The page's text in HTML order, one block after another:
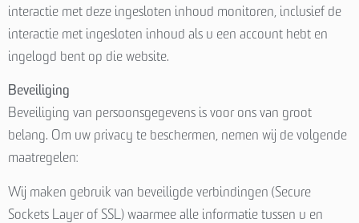
interactie met deze ingesloten inhoud monitoren, inclusief de
interactie met ingesloten inhoud als u een account hebt en
ingelogd bent op die website.
Beveiliging
Beveiliging van persoonsgegevens is voor ons van groot
belang. Om uw privacy te beschermen, nemen wij de volgende
maatregelen:
Wij maken gebruik van beveiligde verbindingen (Secure
Sockets Layer of SSL) waarmee alle informatie tussen u en